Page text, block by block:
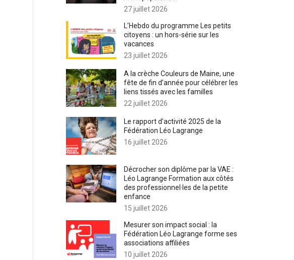
27 juillet 2026
L’Hebdo du programme Les petits
citoyens : un hors-série sur les
vacances
23 juillet 2026
A la crèche Couleurs de Maine, une
fête de fin d’année pour célébrer les
liens tissés avec les familles
22 juillet 2026
Le rapport d’activité 2025 de la
Fédération Léo Lagrange
16 juillet 2026
Décrocher son diplôme par la VAE :
Léo Lagrange Formation aux côtés
des professionnel·les de la petite
enfance
15 juillet 2026
Mesurer son impact social : la
Fédération Léo Lagrange forme ses
associations affiliées
10 juillet 2026